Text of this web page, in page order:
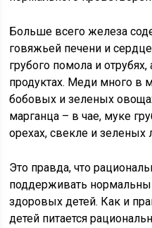
Больше всего железа
говяжьей печени и
грубого помола и
продуктах. Меди много в
бобовых и зеленых
марганца – в чае, муке
орехах, свекле и зеленых
Это правда, что
поддерживать
здоровых детей. Как и
детей питается